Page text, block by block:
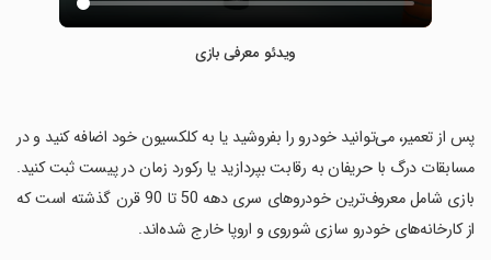
ویدئو معرفی بازی
‏پس از تعمیر، می‌توانید خودرو را بفروشید یا به کلکسیون خود اضافه کنید و در
مسابقات درگ با حریفان به رقابت بپردازید یا رکورد زمان در پیست ثبت کنید.
بازی شامل معروف‌ترین خودروهای سری دهه 50 تا 90 قرن گذشته است که
از کارخانه‌های خودرو سازی شوروی و اروپا خارج شده‌اند.